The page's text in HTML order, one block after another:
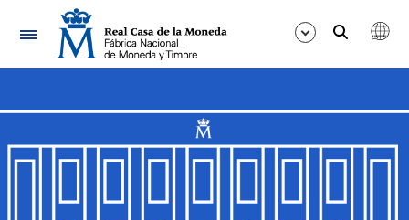
Navegación
Mostrar/Ocultar